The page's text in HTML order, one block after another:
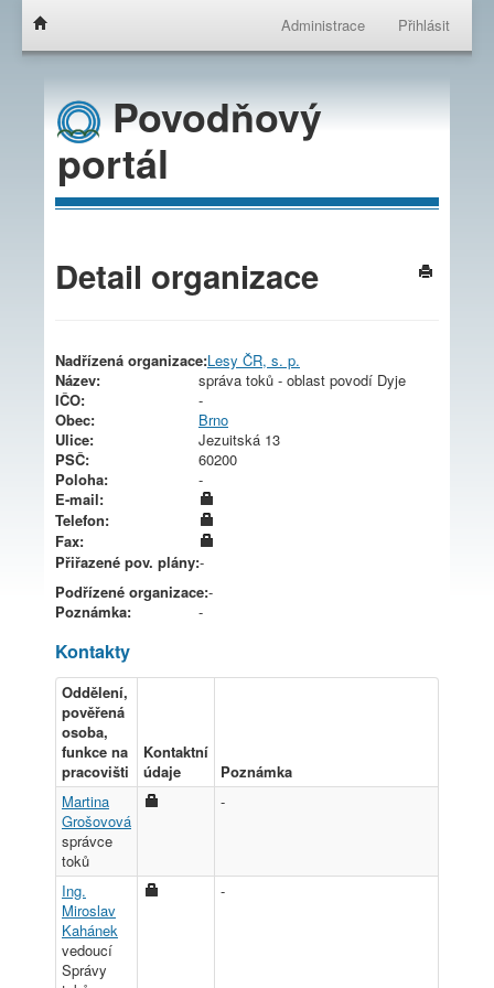
Administrace Přihlásit
Povodňový
portál
Detail organizace
Nadřízená organizace:Lesy ČR, s. p.
Název:
správa toků - oblast povodí Dyje
IČO:
-
Obec:
Brno
Ulice:
Jezuitská 13
PSČ:
60200
Poloha:
-
E-mail:
Telefon:
Fax:
Přiřazené pov. plány:-
Podřízené organizace:-
Poznámka:
-
Kontakty
Oddělení,
pověřená
osoba,
funkce na
pracovišti
Kontaktní
údaje
Poznámka
Martina
Grošovová
správce
toků
-
Ing.
Miroslav
Kahánek
vedoucí
Správy
-